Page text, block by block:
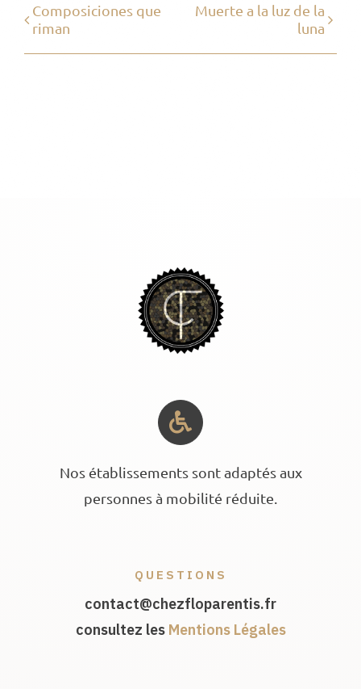
Composiciones que
riman
Muerte a la luz de la
luna
QUESTIONS
contact@chezfloparentis.fr
consultez les Mentions Légales
Nos établissements sont adaptés aux
personnes à mobilité réduite.